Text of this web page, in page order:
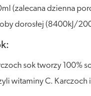
(zalecana dzienna
dorosłej (8400kJ/
sok tworzy 100%
witaminy C.